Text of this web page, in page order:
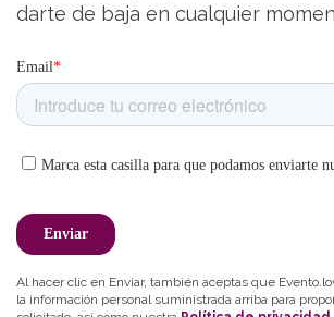
darte de baja en cualquier
Al hacer clic en Enviar, también aceptas que
la información personal suministrada arriba para